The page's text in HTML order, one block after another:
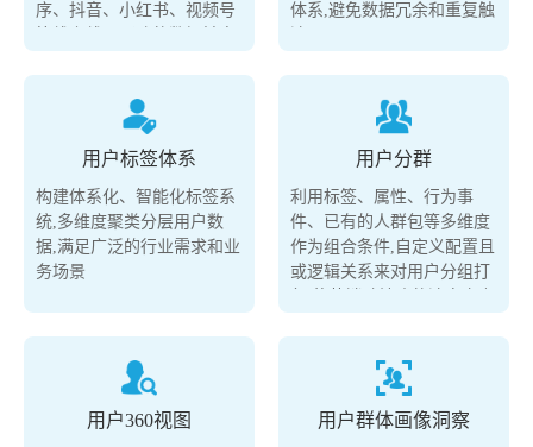
序、抖音、小红书、视频号
体系,避免数据冗余和重复触
用户标签体系
构建体系化、智能化标签系
统,多维度聚类分层用户数
据,满足广泛的行业需求和业
务场景
用户分群
利用标签、属性、行为事
件、已有的人群包等多维度
作为组合条件,自定义配置且
或逻辑关系来对用户分组打
用户360视图 用户群体画像洞察